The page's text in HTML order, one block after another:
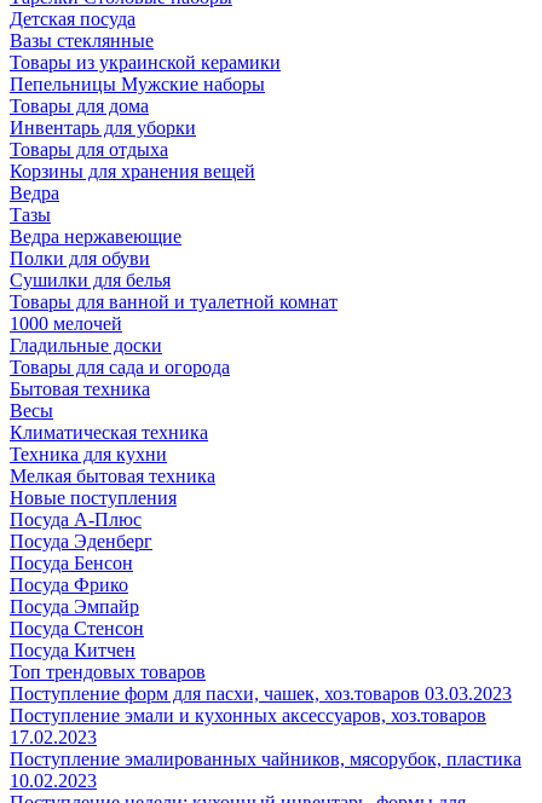
Детская посуда
Вазы стеклянные
Товары из украинской керамики
Пепельницы Мужские наборы
Товары для дома
Инвентарь для уборки
Товары для отдыха
Корзины для хранения вещей
Ведра
Тазы
Ведра нержавеющие
Полки для обуви
Сушилки для белья
Товары для ванной и туалетной комнат
1000 мелочей
Гладильные доски
Товары для сада и огорода
Бытовая техника
Весы
Климатическая техника
Техника для кухни
Мелкая бытовая техника
Новые поступления
Посуда А-Плюс
Посуда Эденберг
Посуда Бенсон
Посуда Фрико
Посуда Эмпайр
Посуда Стенсон
Посуда Китчен
Топ трендовых товаров
Поступление форм для пасхи, чашек, хоз.товаров 03.03.2023
Поступление эмали и кухонных аксессуаров, хоз.товаров
17.02.2023
Поступление эмалированных чайников, мясорубок, пластика
10.02.2023